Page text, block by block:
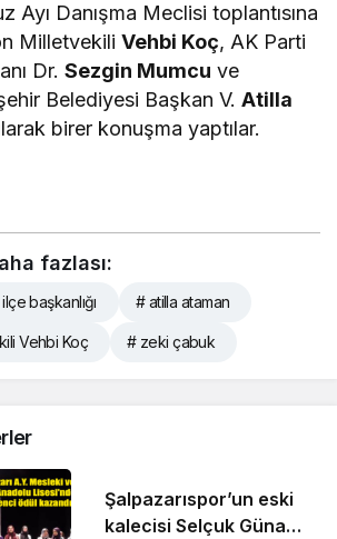
Ayı Danışma Meclisi toplantısına
MilletvekiliVehbi Koç, AK Parti
Dr.Sezgin Mumcu ve
Belediyesi Başkan V.Atilla
birer konuşma yaptılar.
fazlası:
başkanlığı # atilla ataman
Vehbi Koç # zeki çabuk
Şalpazarıspor’un eski
kalecisi Selçuk Günay